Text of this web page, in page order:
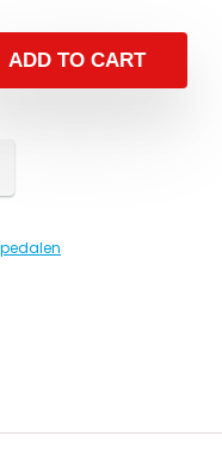
ADD TO CART